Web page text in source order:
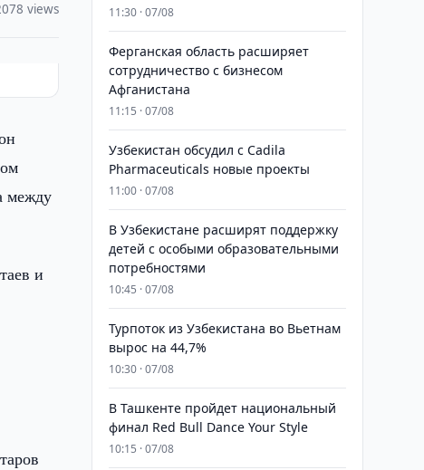
views
между
и
11:30 · 07/08
Ферганская область расширяет
сотрудничество с бизнесом
Афганистана
11:15 · 07/08
Узбекистан обсудил с Cadila
Pharmaceuticals новые проекты
11:00 · 07/08
В Узбекистане расширят поддержку
детей с особыми образовательными
потребностями
10:45 · 07/08
Турпоток из Узбекистана во Вьетнам
вырос на 44,7%
10:30 · 07/08
В Ташкенте пройдет национальный
финал Red Bull Dance Your Style
10:15 · 07/08